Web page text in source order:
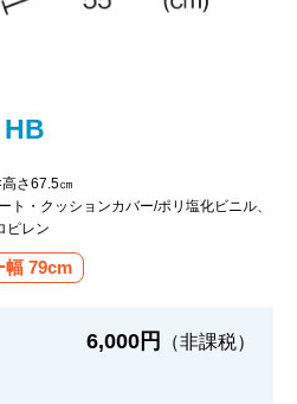
さ67.5㎝
ト・クッションカバー/ポリ塩化ビニル、
ピレン
幅 79cm
6,000円 （非課税）